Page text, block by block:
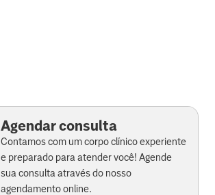
Agendar consulta
Contamos com um corpo clínico experiente
e preparado para atender você! Agende
sua consulta através do nosso
agendamento online.